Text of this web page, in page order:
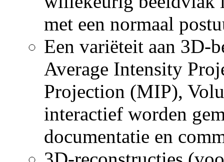
met een normaal
Een variëteit aan 3D-
Average Intensity
Projection (MIP),
interactief worden
documentatie en